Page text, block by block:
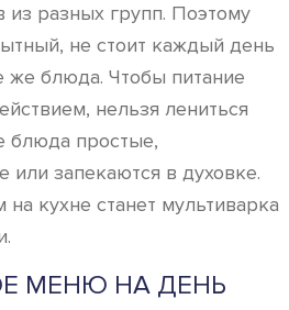
из разных групп. Поэтому
не стоит каждый день
же блюда. Чтобы питание
нельзя лениться
блюда простые,
или запекаются в духовке.
кухне станет мультиварка
МЕНЮ НА ДЕНЬ